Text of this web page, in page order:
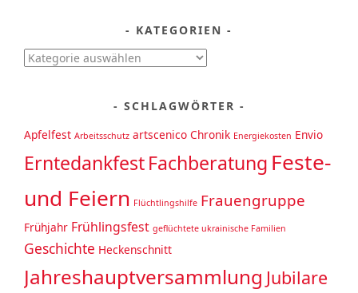
KATEGORIEN
Kategorien
SCHLAGWÖRTER
Apfelfest Arbeitsschutz artscenico Chronik Energiekosten Envio
ErntedankfestFachberatung Feste-
und Feiern Flüchtlingshilfe Frauengruppe
Frühjahr Frühlingsfest geflüchtete ukrainische Familien
Geschichte Heckenschnitt
Jahreshauptversammlung Jubilare